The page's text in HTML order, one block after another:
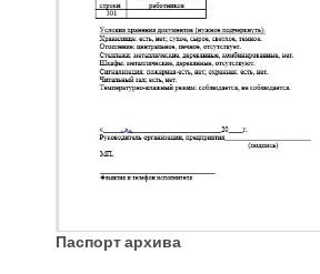
Паспорт архива